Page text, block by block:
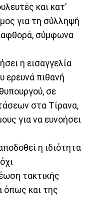
και κατ'
για τη σύλληψή
σύμφωνα
η εισαγγελία
ερευνά πιθανή
σε
στα Τίρανα,
για να ευνοήσει
η ιδιότητα
τακτικής
όπως και της